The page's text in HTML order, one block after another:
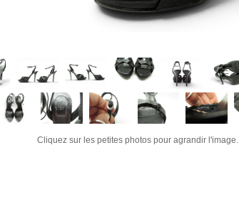
Cliquez sur les petites photos pour agrandir l'image.